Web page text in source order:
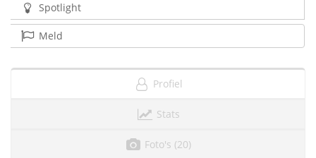
Spotlight
Meld
Profiel
Stats
Foto's (20)